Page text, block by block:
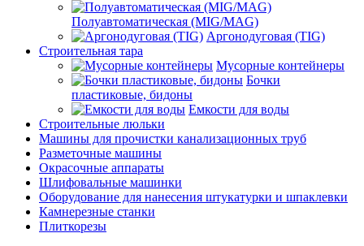
Полуавтоматическая (MIG/MAG)
Аргонодуговая (TIG)
Строительная тара
Мусорные контейнеры
Бочки
пластиковые, бидоны
Емкости для воды
Строительные люльки
Машины для прочистки канализационных труб
Разметочные машины
Окрасочные аппараты
Шлифовальные машинки
Оборудование для нанесения штукатурки и шпаклевки
Камнерезные станки
Плиткорезы